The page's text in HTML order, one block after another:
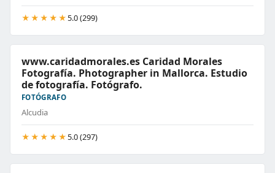
★★★★★ 5.0 (299)
www.caridadmorales.es Caridad Morales
Fotografía. Photographer in Mallorca. Estudio
de fotografía. Fotógrafo.
FOTÓGRAFO
Alcudia
★★★★★ 5.0 (297)